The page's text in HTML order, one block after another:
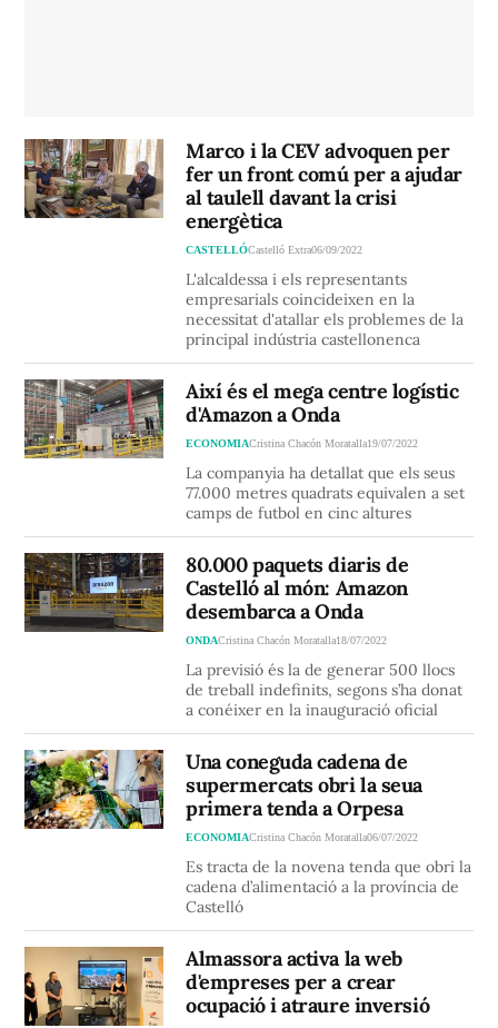
Marco i la CEV advoquen per
fer un front comú per a ajudar
al taulell davant la crisi
energètica
CASTELLÓCastelló Extra06/09/2022
L'alcaldessa i els representants
empresarials coincideixen en la
necessitat d'atallar els problemes de la
principal indústria castellonenca
Així és el mega centre logístic
d'Amazon a Onda
ECONOMIACristina Chacón Moratalla19/07/2022
La companyia ha detallat que els seus
77.000 metres quadrats equivalen a set
camps de futbol en cinc altures
80.000 paquets diaris de
Castelló al món: Amazon
desembarca a Onda
ONDACristina Chacón Moratalla18/07/2022
La previsió és la de generar 500 llocs
de treball indefinits, segons s’ha donat
a conéixer en la inauguració oficial
Una coneguda cadena de
supermercats obri la seua
primera tenda a Orpesa
ECONOMIACristina Chacón Moratalla06/07/2022
Es tracta de la novena tenda que obri la
cadena d’alimentació a la província de
Castelló
Almassora activa la web
d'empreses per a crear
ocupació i atraure inversió